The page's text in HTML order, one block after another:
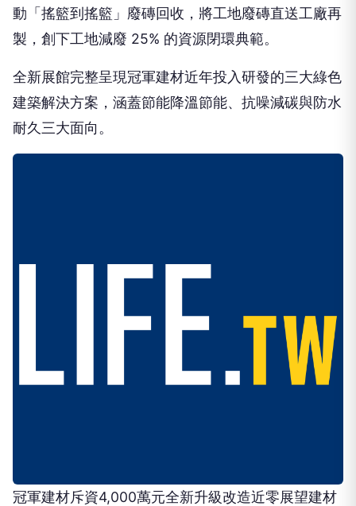
動「搖籃到搖籃」廢磚回收，將工地廢磚直送工廠再
製，創下工地減廢 25% 的資源閉環典範。
全新展館完整呈現冠軍建材近年投入研發的三大綠色
建築解決方案，涵蓋節能降溫節能、抗噪減碳與防水
耐久三大面向。
冠軍建材斥資4,000萬元全新升級改造近零展望建材